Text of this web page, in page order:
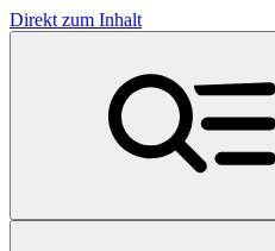
Direkt zum Inhalt